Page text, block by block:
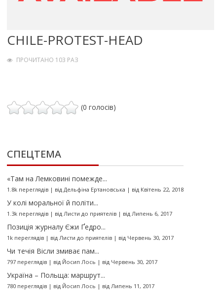
CHILE-PROTEST-HEAD
ПРОЧИТАНО 103 РАЗ
(0 голосів)
СПЕЦТЕМА
«Там на Лемковині помежде...
1.8k переглядів| від Дельфіна Ертановська | від Квітень 22, 2018
У колі моральної й політи...
1.3k переглядів| від Листи до приятелів| від Липень 6, 2017
Позиція журналу Єжи Ґедро...
1k переглядів| від Листи до приятелів| від Червень 30, 2017
Чи течія Вісли змиває пам...
797 переглядів| від Йосип Лось | від Червень 30, 2017
Україна – Польща: маршрут...
780 переглядів| від Йосип Лось | від Липень 11, 2017